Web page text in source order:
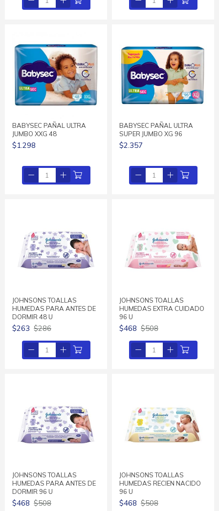
BABYSEC PAÑAL ULTRA
JUMBO XXG 48
$1.298
BABYSEC PAÑAL ULTRA
SUPER JUMBO XG 96
$2.357
JOHNSONS TOALLAS
HUMEDAS PARA ANTES DE
DORMIR 48 U
$263 $286
JOHNSONS TOALLAS
HUMEDAS EXTRA CUIDADO
96 U
$468 $508
JOHNSONS TOALLAS
HUMEDAS PARA ANTES DE
DORMIR 96 U
$468 $508
JOHNSONS TOALLAS
HUMEDAS RECIEN NACIDO
96 U
$468 $508